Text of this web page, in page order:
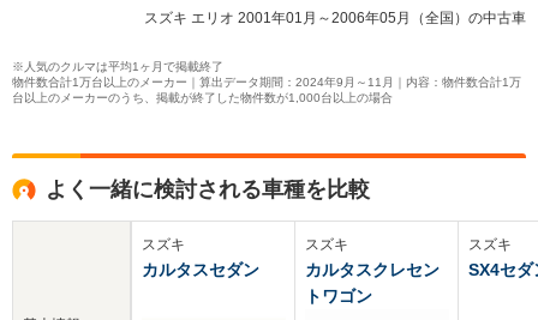
スズキ エリオ 2001年01月～2006年05月（全国）の中古車
※人気のクルマは平均1ヶ月で掲載終了
物件数合計1万台以上のメーカー｜算出データ期間：2024年9月～11月｜内容：物件数合計1万
台以上のメーカーのうち、掲載が終了した物件数が1,000台以上の場合
よく一緒に検討される車種を比較
スズキ
カルタスセダン
スズキ
カルタスクレセン
トワゴン
スズキ
SX4セダ